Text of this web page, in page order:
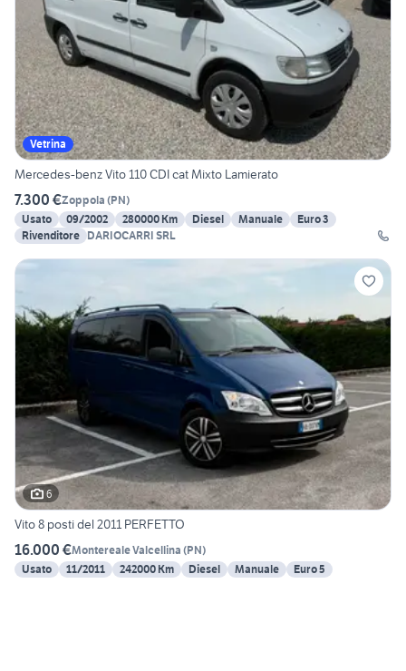
Vetrina
Mercedes-benz Vito 110 CDI cat Mixto Lamierato
7.300 €Zoppola (PN)
Usato
09/2002 280000 Km Diesel Manuale
Euro 3
Rivenditore DARIOCARRI SRL
6
Vito 8 posti del 2011 PERFETTO
16.000 €Montereale Valcellina (PN)
Usato
11/2011 242000 Km Diesel Manuale Euro 5